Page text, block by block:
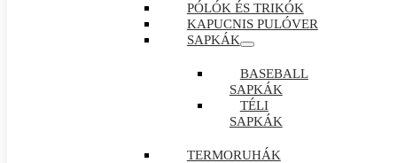
PÓLÓK ÉS TRIKÓK
KAPUCNIS PULÓVER
SAPKÁK
BASEBALL
SAPKÁK
TÉLI
SAPKÁK
TERMORUHÁK